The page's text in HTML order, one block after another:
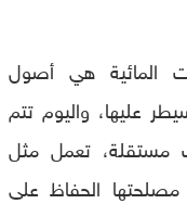
المائية هي أصول
عليها، واليوم تتم
مستقلة، تعمل مثل
الحفاظ على